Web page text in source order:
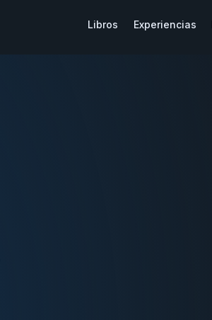
Libros Experiencias